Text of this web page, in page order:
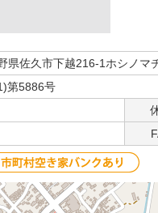
佐久市下越216-1ホシノマ
第5886号